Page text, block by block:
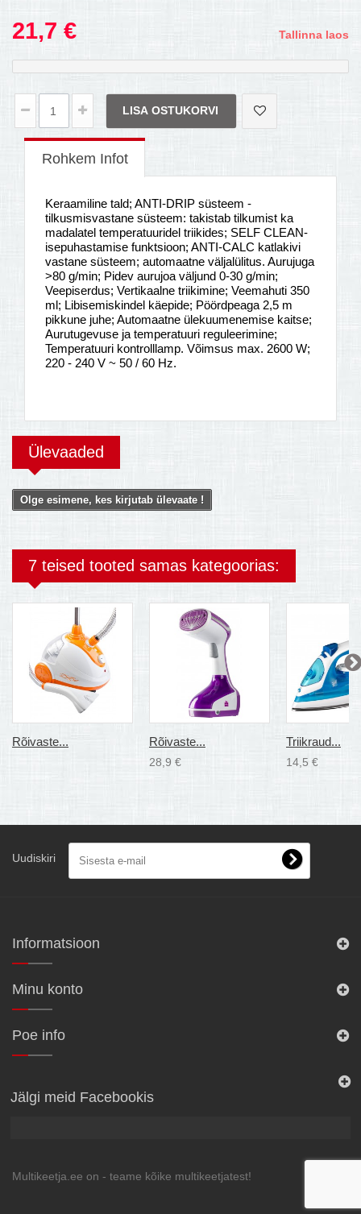
21,7 € Tallinna laos
LISA OSTUKORVI
Rohkem Infot
Keraamiline tald; ANTI-DRIP süsteem -
tilkusmisvastane süsteem: takistab tilkumist ka
madalatel temperatuuridel triikides; SELF CLEAN-
isepuhastamise funktsioon; ANTI-CALC katlakivi
vastane süsteem; automaatne väljalülitus. Aurujuga
>80 g/min; Pidev aurujoa väljund 0-30 g/min;
Veepiserdus; Vertikaalne triikimine; Veemahuti 350
ml; Libisemiskindel käepide; Pöördpeaga 2,5 m
pikkune juhe; Automaatne ülekuumenemise kaitse;
Aurutugevuse ja temperatuuri reguleerimine;
Temperatuuri kontrolllamp. Võimsus max. 2600 W;
220 - 240 V ~ 50 / 60 Hz.
Ülevaaded
Olge esimene, kes kirjutab ülevaate !
7 teised tooted samas kategoorias:
Rõivaste... Rõivaste...
28,9 €
Triikraud...
14,5 €
Uudiskiri
Informatsioon
Multikeetja.ee on - teame kõike multikeetjatest!
Minu konto
Poe info
Jälgi meid Facebookis